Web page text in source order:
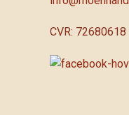
CVR: 72680618